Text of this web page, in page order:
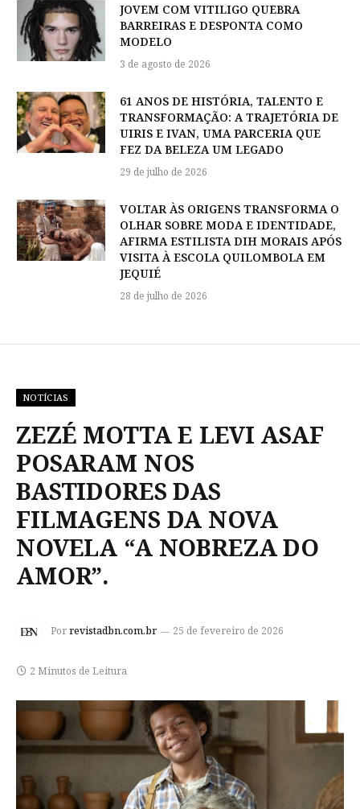
JOVEM COM VITILIGO QUEBRA
BARREIRAS E DESPONTA COMO
MODELO
3 de agosto de 2026
61 ANOS DE HISTÓRIA, TALENTO E
TRANSFORMAÇÃO: A TRAJETÓRIA DE
UIRIS E IVAN, UMA PARCERIA QUE
FEZ DA BELEZA UM LEGADO
29 de julho de 2026
VOLTAR ÀS ORIGENS TRANSFORMA O
OLHAR SOBRE MODA E IDENTIDADE,
AFIRMA ESTILISTA DIH MORAIS APÓS
VISITA À ESCOLA QUILOMBOLA EM
JEQUIÉ
28 de julho de 2026
NOTÍCIAS
ZEZÉ MOTTA E LEVI ASAF
POSARAM NOS
BASTIDORES DAS
FILMAGENS DA NOVA
NOVELA “A NOBREZA DO
AMOR”.
Porrevistadbn.com.br 25 de fevereiro de 2026
2 Minutos de Leitura